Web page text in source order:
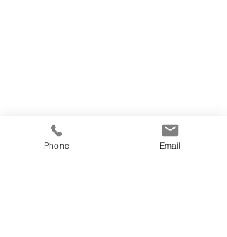
Phone Email